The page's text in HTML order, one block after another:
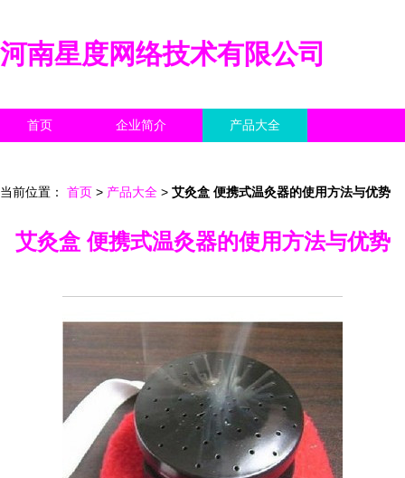
河南星度网络技术有限公司
首页 企业简介 产品大全
当前位置： 首页 > 产品大全 > 艾灸盒 便携式温灸器的使用方法与优势
艾灸盒 便携式温灸器的使用方法与优势